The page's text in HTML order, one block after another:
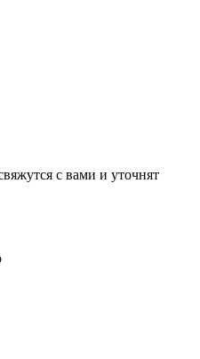
с вами и уточнят